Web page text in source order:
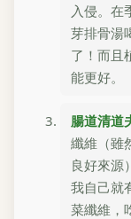
入侵。在
芽排骨湯
了！而且
能更好。
腸道清道
纖維（雖
良好來源
我自己就
菜纖維，